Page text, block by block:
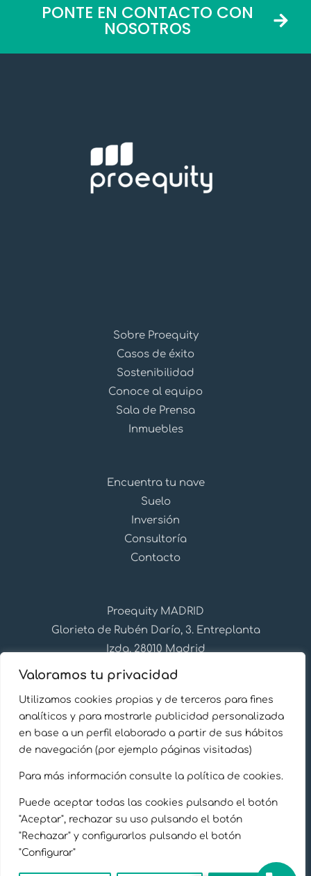
Valoramos tu privacidad
Utilizamos cookies propias y de terceros para fines
analíticos y para mostrarle publicidad personalizada
en base a un perfil elaborado a partir de sus hábitos
de navegación (por ejemplo páginas visitadas)
Para más información consulte la política de cookies.
Puede aceptar todas las cookies pulsando el botón
"Aceptar", rechazar su uso pulsando el botón
"Rechazar" y configurarlos pulsando el botón
"Configurar"
PONTE EN CONTACTO CON
NOSOTROS
Sobre Proequity
Casos de éxito
Sostenibilidad
Conoce al equipo
Sala de Prensa
Inmuebles
Encuentra tu nave
Suelo
Inversión
Consultoría
Contacto
Proequity MADRID
Glorieta de Rubén Darío, 3. Entreplanta
Izda, 28010 Madrid
+34 91 310 28 27
info@proequity.es
Síguenos en Linkedin
Aviso Legal